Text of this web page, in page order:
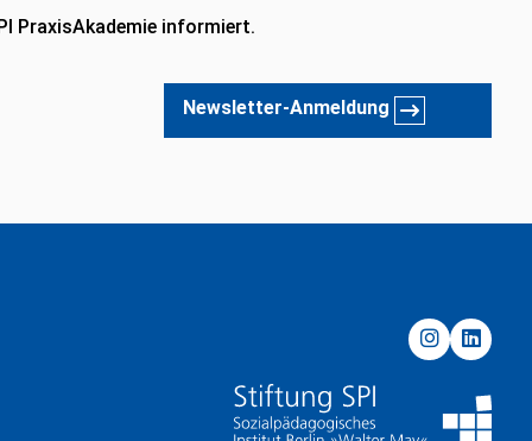
PraxisAkademie informiert.
Newsletter-Anmeldung